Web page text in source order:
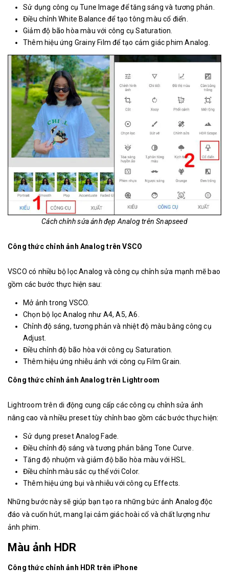
Sử dụng công cụ Tune Image để tăng sáng và tương phản.
Điều chỉnh White Balance để tạo tông màu cổ điển.
Giảm độ bão hòa màu với công cụ Saturation.
Thêm hiệu ứng Grainy Film để tạo cảm giác phim Analog.
Cách chỉnh sửa ảnh đẹp Analog trên Snapseed
Công thức chỉnh ảnh Analog trên VSCO
VSCO có nhiều bộ lọc Analog và công cụ chỉnh sửa mạnh mẽ bao
gồm các bước thực hiện sau:
Mở ảnh trong VSCO.
Chọn bộ lọc Analog như A4, A5, A6.
Chỉnh độ sáng, tương phản và nhiệt độ màu bằng công cụ
Adjust.
Điều chỉnh độ bão hòa với công cụ Saturation.
Thêm hiệu ứng nhiễu ảnh với công cụ Film Grain.
Công thức chỉnh ảnh Analog trên Lightroom
Lightroom trên di động cung cấp các công cụ chỉnh sửa ảnh
nâng cao và nhiều preset tùy chỉnh bao gồm các bước thực hiện:
Sử dụng preset Analog Fade.
Điều chỉnh độ sáng và tương phản bằng Tone Curve.
Tăng độ nhuộm và giảm độ bão hòa màu với HSL.
Điều chỉnh màu sắc cụ thể với Color.
Thêm hiệu ứng bụi và nhiễu với công cụ Effects.
Những bước này sẽ giúp bạn tạo ra những bức ảnh Analog độc
đáo và cuốn hút, mang lại cảm giác hoài cổ và chất lượng như
ảnh phim.
Màu ảnh HDR
Công thức chỉnh ảnh HDR trên iPhone